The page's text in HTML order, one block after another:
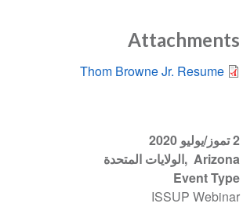
2 تموز/يوليو 2020
Arizona الولايات المتحدة
Event Type
ISSUP Webinar
Attachments
Thom Browne Jr. Resume